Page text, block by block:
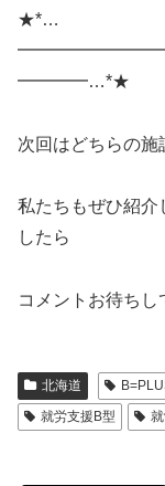
★*…
━━━━…*★
次回はどちらの施
私たちもぜひ紹介
したら
コメントお待ち
北海道
就労支援B型